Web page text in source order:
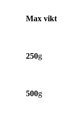
Max vikt
250g
500g